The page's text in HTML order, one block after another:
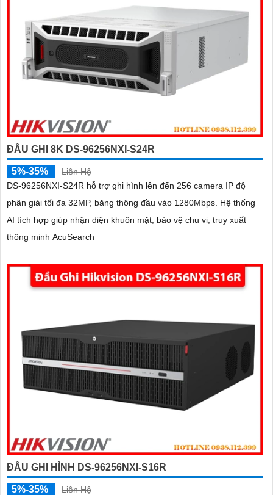
ĐẦU GHI 8K DS-96256NXI-S24R
5%-35%
Liên Hệ
DS-96256NXI-S24R hỗ trợ ghi hình lên đến 256 camera IP độ
phân giải tối đa 32MP, băng thông đầu vào 1280Mbps. Hệ thống
AI tích hợp giúp nhận diện khuôn mặt, bảo vệ chu vi, truy xuất
thông minh AcuSearch
ĐẦU GHI HÌNH DS-96256NXI-S16R
5%-35%
Liên Hệ